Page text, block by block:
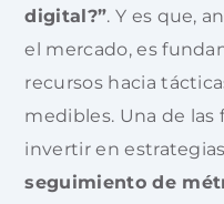
digital?”. Y es que,
el mercado, es
recursos hacia
medibles. Una de
invertir en
seguimiento de